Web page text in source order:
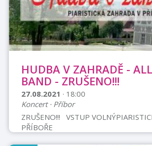
HUDBA V ZAHRADĚ -
BAND - ZRUŠENO!!!
27.08.2021 · 18:00
Koncert · Příbor
ZRUŠENO!!! VSTUP
PŘÍBOŘE